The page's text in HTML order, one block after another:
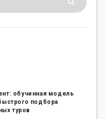
обученная модель
подбора
туров